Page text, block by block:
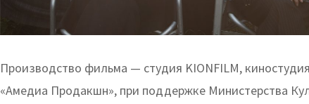
​​Производство фильма — студия KIONFILM,
«Амедиа Продакшн», при поддержке Министерства